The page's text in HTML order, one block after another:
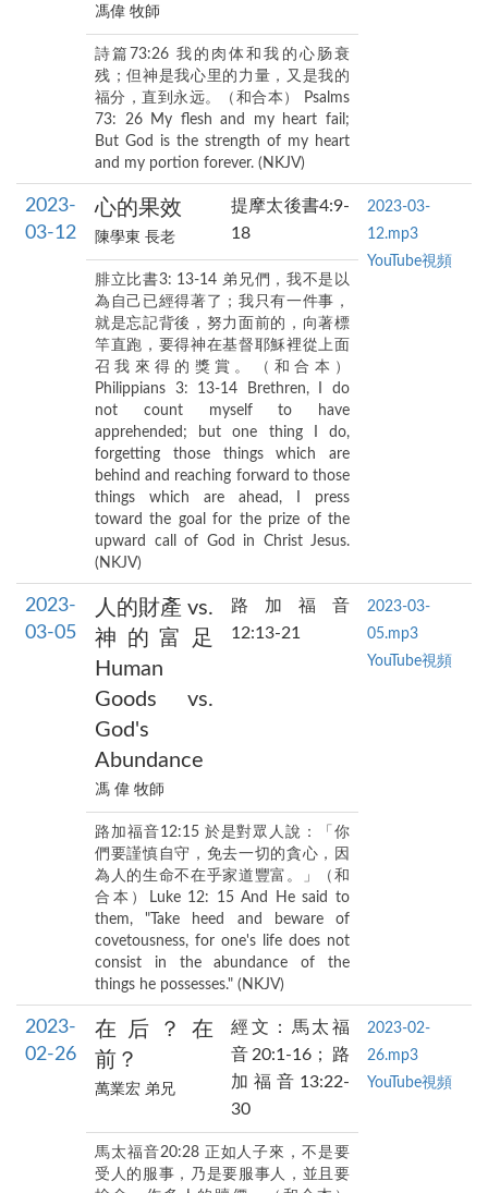
馮偉 牧師
詩篇73:26 我的肉体和我的心肠衰
残；但神是我心里的力量，又是我的
福分，直到永远。（和合本） Psalms
73: 26 My flesh and my heart fail;
But God is the strength of my heart
and my portion forever. (NKJV)
2023-
03-12
心的果效
陳學東 長老
提摩太後書4:9-
18
2023-03-
12.mp3
YouTube視頻
腓立比書3: 13-14 弟兄們，我不是以
為自己已經得著了；我只有一件事，
就是忘記背後，努力面前的，向著標
竿直跑，要得神在基督耶穌裡從上面
召我來得的獎賞。（和合本）
Philippians 3: 13-14 Brethren, I do
not count myself to have
apprehended; but one thing I do,
forgetting those things which are
behind and reaching forward to those
things which are ahead, I press
toward the goal for the prize of the
upward call of God in Christ Jesus.
(NKJV)
2023-
03-05
人的財產 vs.
神的富足
Human
Goods vs.
God's
Abundance
馮 偉 牧師
路加福音
12:13-21
2023-03-
05.mp3
YouTube視頻
路加福音12:15 於是對眾人說：「你
們要謹慎自守，免去一切的貪心，因
為人的生命不在乎家道豐富。」（和
合本）Luke 12: 15 And He said to
them, "Take heed and beware of
covetousness, for one's life does not
consist in the abundance of the
things he possesses." (NKJV)
2023-
02-26
在后？在
前？
萬業宏 弟兄
經文：馬太福
音20:1-16；路
加福音13:22-
30
2023-02-
26.mp3
YouTube視頻
馬太福音20:28 正如人子來，不是要
受人的服事，乃是要服事人，並且要